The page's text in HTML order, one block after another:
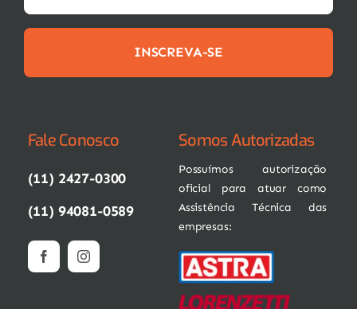
INSCREVA-SE
Fale Conosco
(11) 2427-0300
(11) 94081-0589
Somos Autorizadas
Possuímos autorização
oficial para atuar como
Assistência Técnica das
empresas: